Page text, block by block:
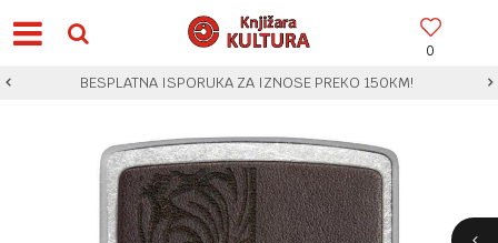
0
BESPLATNA ISPORUKA ZA IZNOSE PREKO 150KM!